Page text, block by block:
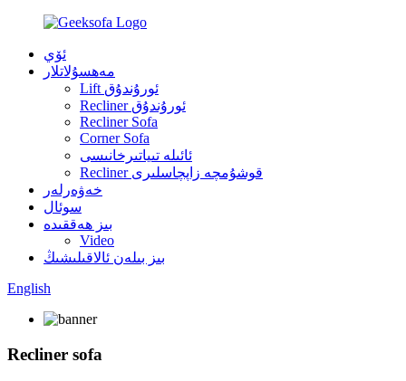
ئۆي
مەھسۇلاتلار
Lift ئورۇندۇق
Recliner ئورۇندۇق
Recliner Sofa
Corner Sofa
ئائىلە تىياتىرخانىسى
Recliner قوشۇمچە زاپچاسلىرى
خەۋەرلەر
سوئال
بىز ھەققىدە
Video
بىز بىلەن ئالاقىلىشىڭ
English
Recliner sofa